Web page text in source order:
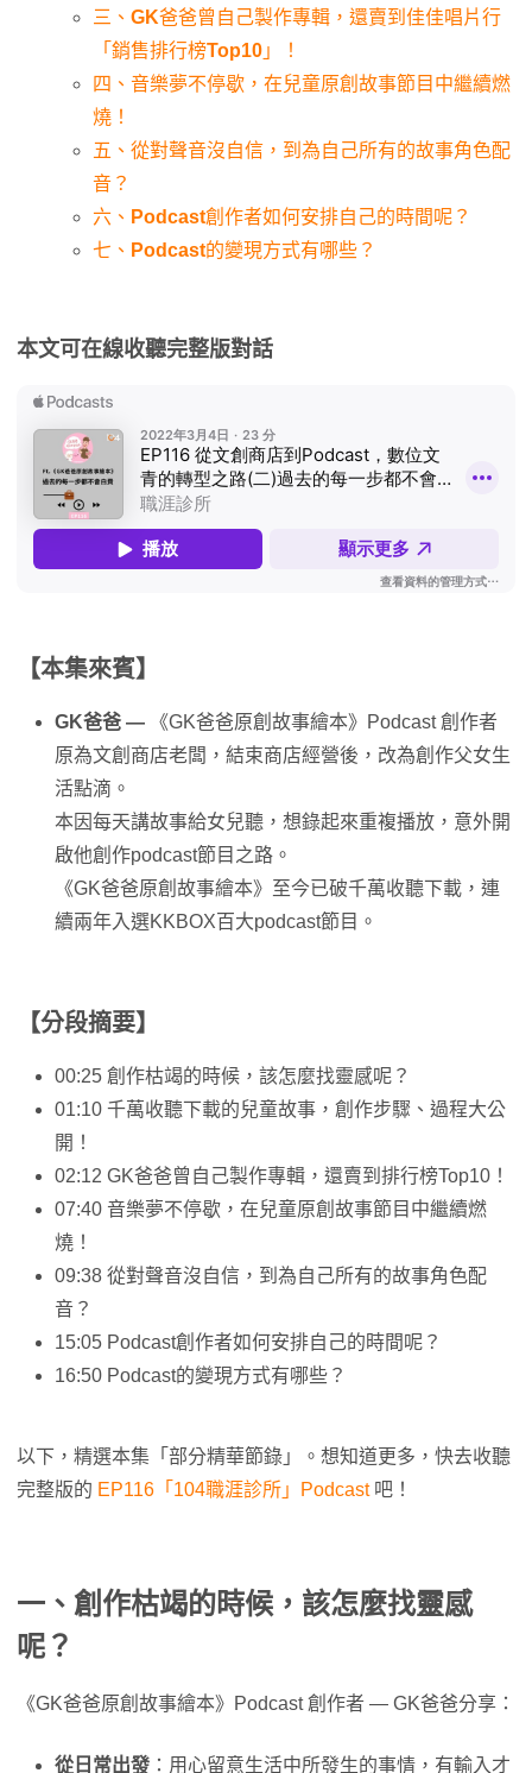
三、 GK爸爸曾自己製作專輯，還賣到佳佳唱片行
「銷售排行榜Top10 」！
四、音樂夢不停歇，在兒童原創故事節目中繼續燃
燒！
五、從對聲音沒自信，到為自己所有的故事角色配
音？
六、 Podcast創作者如何安排自己的時間呢？
七、 Podcast的變現方式有哪些？
本文可在線收聽完整版對話
【本集來賓】
GK爸爸 — 《GK爸爸原創故事繪本》Podcast 創作者
原為文創商店老闆，結束商店經營後，改為創作父女生
活點滴。
本因每天講故事給女兒聽，想錄起來重複播放，意外開
啟他創作podcast節目之路。
《GK爸爸原創故事繪本》至今已破千萬收聽下載，連
續兩年入選KKBOX百大podcast節目。
【分段摘要】
00:25 創作枯竭的時候，該怎麼找靈感呢？
01:10 千萬收聽下載的兒童故事，創作步驟、過程大公
開！
02:12 GK爸爸曾自己製作專輯，還賣到排行榜Top10！
07:40 音樂夢不停歇，在兒童原創故事節目中繼續燃
燒！
09:38 從對聲音沒自信，到為自己所有的故事角色配
音？
15:05 Podcast創作者如何安排自己的時間呢？
16:50 Podcast的變現方式有哪些？
以下，精選本集「部分精華節錄」。想知道更多，快去收聽
完整版的 EP116「104職涯診所」Podcast吧！
一、創作枯竭的時候，該怎麼找靈感
呢？
《GK爸爸原創故事繪本》Podcast 創作者 — GK爸爸分享：
從日常出發 ：用心留意生活中所發生的事情，有輸入才